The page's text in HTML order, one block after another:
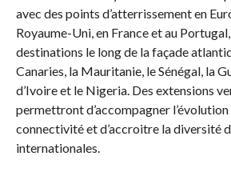
avec des points d’atterrissement en
Royaume-Uni, en France et au
destinations le long de la façade
Canaries, la Mauritanie, le Sénégal, la
d’Ivoire et le Nigeria. Des extensions
permettront d’accompagner l’évolution
connectivité et d’accroitre la diversité
internationales.